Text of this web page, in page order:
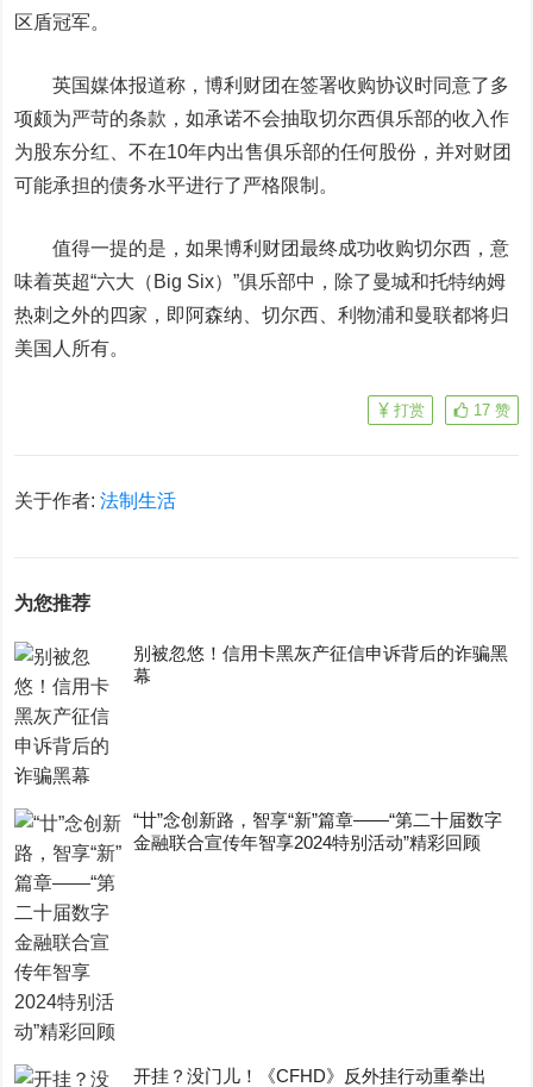
区盾冠军。
英国媒体报道称，博利财团在签署收购协议时同意了多
项颇为严苛的条款，如承诺不会抽取切尔西俱乐部的收入作
为股东分红、不在10年内出售俱乐部的任何股份，并对财团
可能承担的债务水平进行了严格限制。
值得一提的是，如果博利财团最终成功收购切尔西，意
味着英超“六大（Big Six）”俱乐部中，除了曼城和托特纳姆
热刺之外的四家，即阿森纳、切尔西、利物浦和曼联都将归
美国人所有。
17 赞
打赏
关于作者:法制生活
为您推荐
别被忽悠！信用卡黑灰产征信申诉背后的诈骗黑
幕
“廿”念创新路，智享“新”篇章——“第二十届数字
金融联合宣传年智享2024特别活动”精彩回顾
开挂？没门儿！《CFHD》反外挂行动重拳出